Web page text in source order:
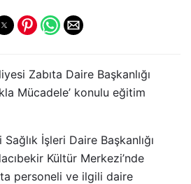
Zabıta Daire Başkanlığı
Mücadele’ konulu eğitim
İşleri Daire Başkanlığı
Kültür Merkezi’nde
personeli ve ilgili daire